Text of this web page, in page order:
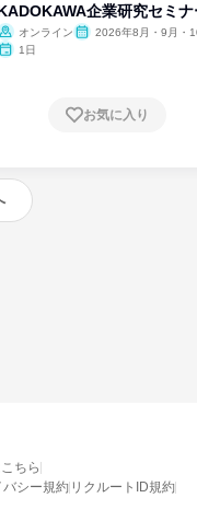
企業研究セミナ
オンライン
2026年8月・9月・
1日
お気に入り
ムの詳細案内を
ります
ちら
シー規約 リクルートID規約